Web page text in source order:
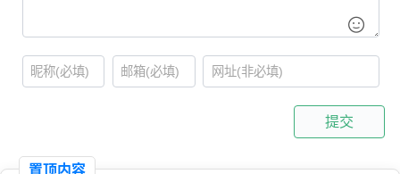
提交
置顶内容